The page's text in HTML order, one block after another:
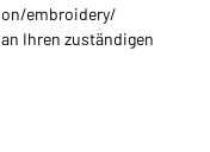
embroidery/
Ihren zuständigen